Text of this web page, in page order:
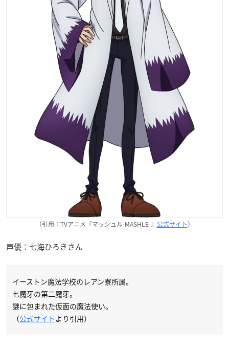
（引用：TVアニメ『マッシュル-MASHLE-』 公式サイト）
声優：七海ひろきさん
イーストン魔法学校のレアン寮所属。
七魔牙の第二魔牙。
謎に包まれた仮面の魔法使い。
（公式サイト より引用）